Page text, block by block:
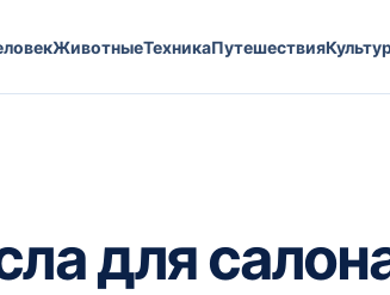
ЖивотныеТехникаПутешествия
для